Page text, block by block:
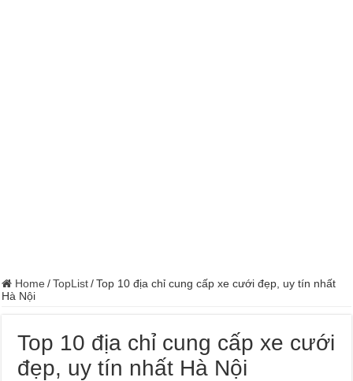
Home / TopList / Top 10 địa chỉ cung cấp xe cưới đẹp, uy tín nhất
Hà Nội
Top 10 địa chỉ cung cấp xe cưới
đẹp, uy tín nhất Hà Nội